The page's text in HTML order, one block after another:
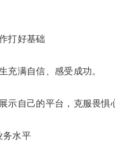
打好基础
充满自信、感受成功。
示自己的平台，克服畏惧
务水平